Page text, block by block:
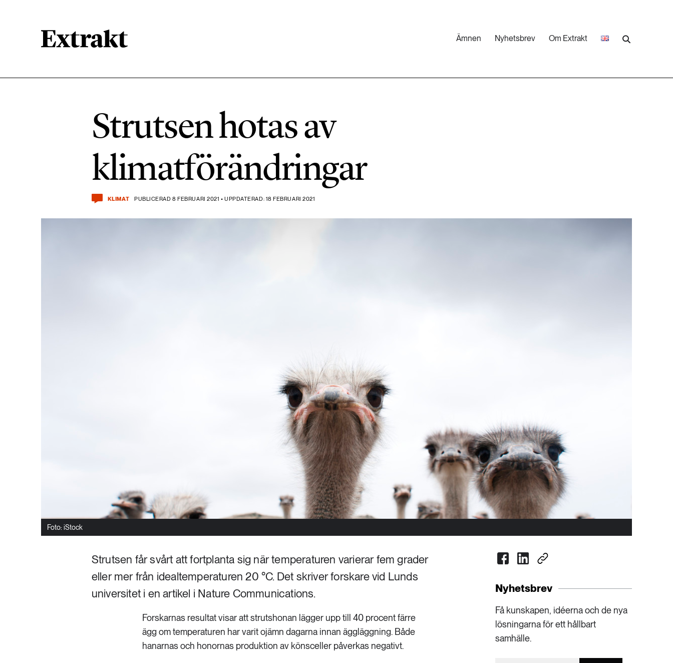
Ämnen Nyhetsbrev Om Extrakt
Kemikalier
1492 ARTIKLAR
Klimat
Livsstil & konsumtion
612 ARTIKLAR
Mat & jordbruk
Social hållbarhet Transport Vatten
Strutsen hotas av
klimatförändringar
KLIMAT PUBLICERAD 8 FEBRUARI 2021 • UPPDATERAD: 18 FEBRUARI 2021
Foto: iStock
Strutsen får svårt att fortplanta sig när temperaturen varierar fem grader
eller mer från idealtemperaturen 20 °C. Det skriver forskare vid Lunds
universitet i en artikel i Nature Communications.
Forskarnas resultat visar att strutshonan lägger upp till 40 procent färre
ägg om temperaturen har varit ojämn dagarna innan äggläggning. Både
hanarnas och honornas produktion av könsceller påverkas negativt.
Nyhetsbrev
Få kunskapen, idéerna och de nya
lösningarna för ett hållbart
samhälle.